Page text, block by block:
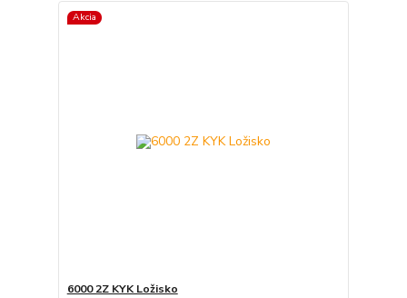
Akcia
6000 2Z KYK Ložisko